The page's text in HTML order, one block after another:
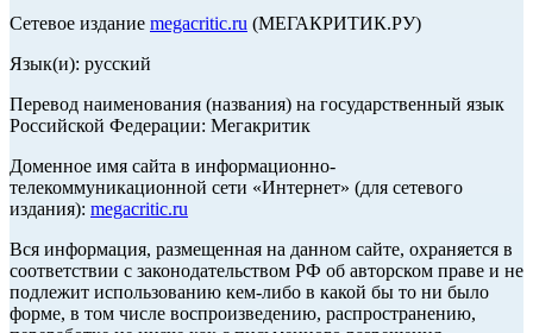
Сетевое издание megacritic.ru (МЕГАКРИТИК.РУ)
Язык(и): русский
Перевод наименования (названия) на государственный язык
Российской Федерации: Мегакритик
Доменное имя сайта в информационно-
телекоммуникационной сети «Интернет» (для сетевого
издания): megacritic.ru
Вся информация, размещенная на данном сайте, охраняется в
соответствии с законодательством РФ об авторском праве и не
подлежит использованию кем-либо в какой бы то ни было
форме, в том числе воспроизведению, распространению,